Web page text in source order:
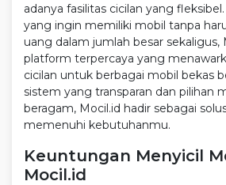
adanya fasilitas cicilan yang
yang ingin memiliki mobil tanpa
uang dalam jumlah besar sekaligus,
platform terpercaya yang
cicilan untuk berbagai mobil bekas
sistem yang transparan dan pilihan
beragam, Mocil.id hadir sebagai
memenuhi kebutuhanmu.
Keuntungan Menyicil
Mocil.id